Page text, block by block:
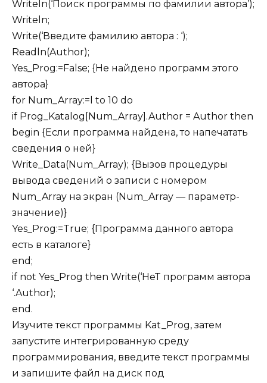
Writeln(‘Поиск программы по фамилии автора’);
Writeln;
Write(‘Введите фамилию автора : ‘);
Readln(Author);
Yes_Prog:=False; {He найдено программ этого
автора}
for Num_Array:=l to 10 do
if Prog_Katalog[Num_Array].Author = Author then
begin {Если программа найдена, то напечатать
сведения о ней}
Write_Data(Num_Array); {Вызов процедуры
вывода сведений о записи с номером
Num_Array на экран (Num_Array — параметр-
значение)}
Yes_Prog:=True; {Программа данного автора
есть в каталоге}
end;
if not Yes_Prog then Write(‘HeT программ автора
‘.Author);
end.
Изучите текст программы Kat_Prog, затем
запустите интегрированную среду
программирования, введите текст программы
и запишите файл на диск под